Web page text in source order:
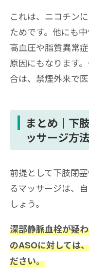
これは、ニコチン
ためです。他にも
高血圧や脂質異常
原因にもなります
合は、禁煙外来で
まとめ｜下
ッサージ方
前提として下肢閉
るマッサージは、
しょう。
深部静脈血栓が疑
のASOに対しては
ださい。